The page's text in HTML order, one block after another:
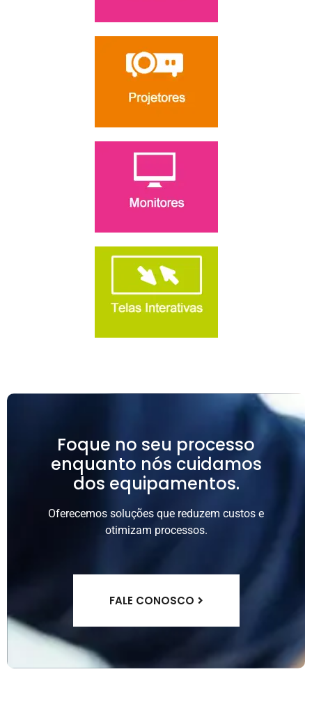
Foque no seu processo
enquanto nós cuidamos
dos equipamentos.
Oferecemos soluções que reduzem custos e
otimizam processos.
FALE CONOSCO